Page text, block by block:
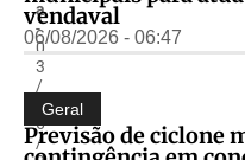
a
-
0
3
/
0
6
/
vendaval
06/08/2026 - 06:47
Geral
Previsão de ciclone